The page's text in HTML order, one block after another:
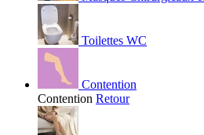
Toilettes WC
Contention
Contention Retour